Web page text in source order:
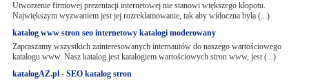
Utworzenie firmowej prezentacji internetowej nie stanowi większego kłopotu.
Największym wyzwaniem jest jej rozreklamowanie, tak aby widoczna była (...)
katalog www stron seo internetowy katalogi moderowany
Zapraszamy wszystkich zainteresowanych internautów do naszego wartościowego
katalogu www. Nasz katalog jest katalogiem wartościowych stron www, jest (...)
katalogAZ.pl - SEO katalog stron